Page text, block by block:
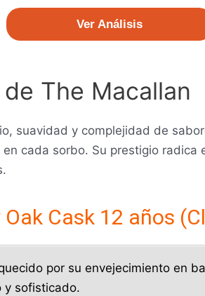
Ver Análisis
The Macallan
suavidad y complejidad de
cada sorbo. Su prestigio
Cask 12 años
por su envejecimiento en
y sofisticado.